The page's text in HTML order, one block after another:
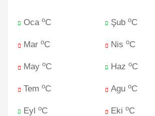
Oca oC ŞuboC
Mar oC NisoC
May oC HazoC
Tem oC AguoC
Eyl oC EkioC